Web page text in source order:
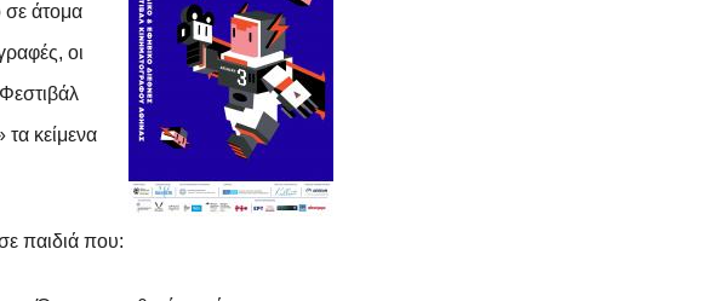
σε άτομα
οι
τα κείμενα
παιδιά που: